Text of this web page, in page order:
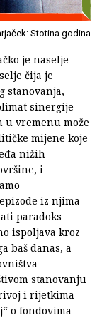
Stotina godina
je naselje
čija je
stanovanja,
sinergije
u vremenu može
mijene koje
nižih
i
iz njima
paradoks
ispoljava kroz
baš danas, a
stanovanju
i rijetkima
o fondovima